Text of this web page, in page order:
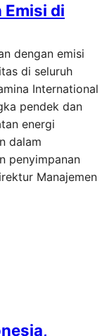
Emisi di
dengan emisi
di seluruh
International
pendek dan
energi
dalam
penyimpanan
Manajemen